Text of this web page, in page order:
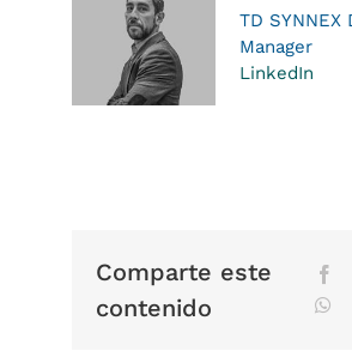
TD SYNNEX
Manager
LinkedIn
Comparte este
contenido